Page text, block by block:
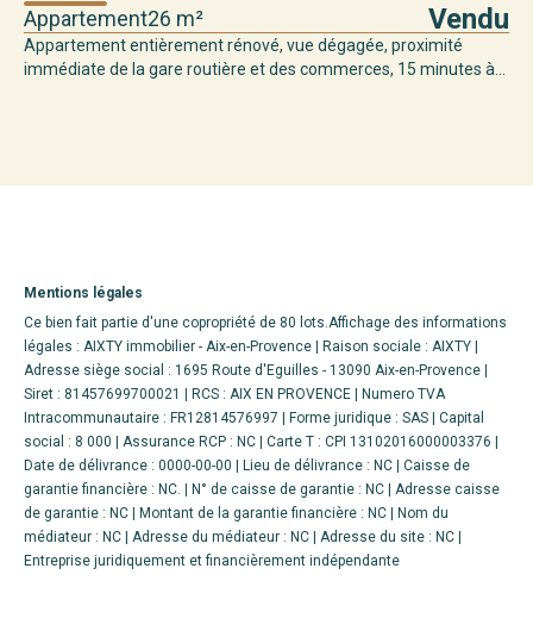
Appartement26 m² Vendu
Appartement entièrement rénové, vue dégagée, proximité
immédiate de la gare routière et des commerces, 15 minutes à...
Mentions légales
Ce bien fait partie d'une copropriété de 80 lots.Affichage des informations
légales : AIXTY immobilier - Aix-en-Provence | Raison sociale : AIXTY |
Adresse siège social : 1695 Route d'Eguilles - 13090 Aix-en-Provence |
Siret : 81457699700021 | RCS : AIX EN PROVENCE | Numero TVA
Intracommunautaire : FR12814576997 | Forme juridique : SAS | Capital
social : 8 000 | Assurance RCP : NC | Carte T : CPI 13102016000003376 |
Date de délivrance : 0000-00-00 | Lieu de délivrance : NC | Caisse de
garantie financière : NC. | N° de caisse de garantie : NC | Adresse caisse
de garantie : NC | Montant de la garantie financière : NC | Nom du
médiateur : NC | Adresse du médiateur : NC | Adresse du site : NC |
Entreprise juridiquement et financièrement indépendante